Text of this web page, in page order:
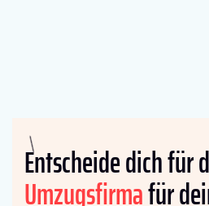
Entscheide dich für
Umzugsfirmafür